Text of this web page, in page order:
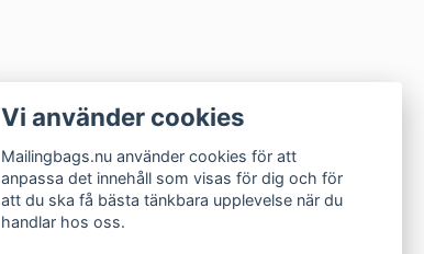
Vi använder cookies
Mailingbags.nu använder cookies för att
anpassa det innehåll som visas för dig och för
att du ska få bästa tänkbara upplevelse när du
handlar hos oss.